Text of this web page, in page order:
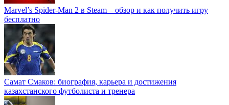
Marvel’s Spider-Man 2 в Steam – обзор и как получить игру
бесплатно
Самат Смаков: биография, карьера и достижения
казахстанского футболиста и тренера